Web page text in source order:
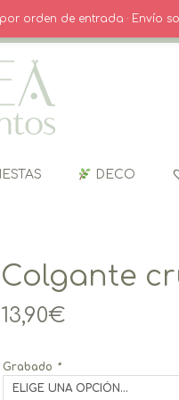
DECO
Colgante
13,90€
Grabado *
de entrada · Envío